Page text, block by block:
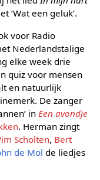
‘Wat een geluk’.
voor Radio
Nederlandstalige
elke week drie
quiz voor mensen
en natuurlijk
De zanger
in Een avondje
. Herman zingt
Scholten, Bert
de Mol de liedjes